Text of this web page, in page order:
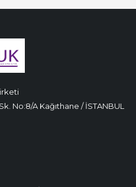
No:8/A Kağıthane / İSTANBUL